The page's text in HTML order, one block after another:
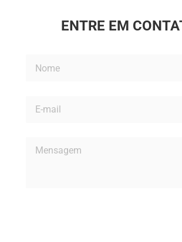
ENTRE EM